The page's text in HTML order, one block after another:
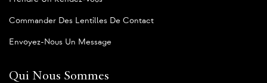
Commander Des Lentilles De Contact
Envoyez-Nous Un Message
Qui Nous Sommes